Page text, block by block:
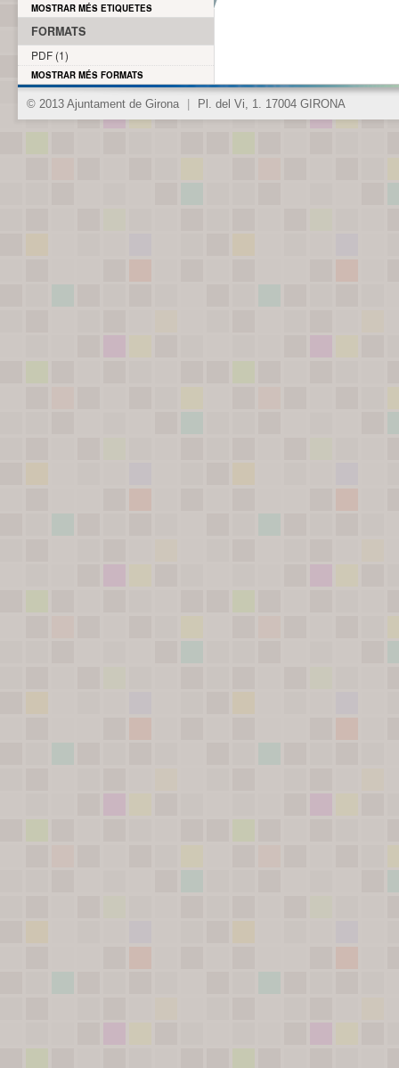
MOSTRAR MÉS ETIQUETES
FORMATS
PDF (1)
MOSTRAR MÉS FORMATS
© 2013 Ajuntament de Girona Pl. del Vi, 1. 17004 GIRONA